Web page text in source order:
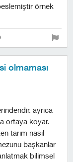
örnek
olmaması
ayrıca
ortaya koyar.
tarım nasıl
başkanlar
bilimsel